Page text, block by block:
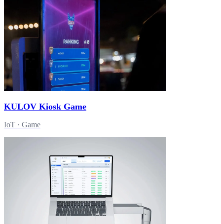
KULOV Kiosk Game
IoT · Game